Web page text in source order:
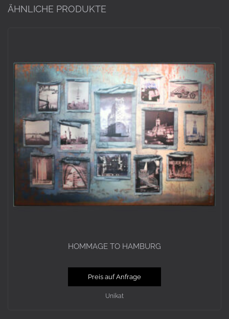
ÄHNLICHE PRODUKTE
HOMMAGE TO HAMBURG
Preis auf Anfrage
Unikat